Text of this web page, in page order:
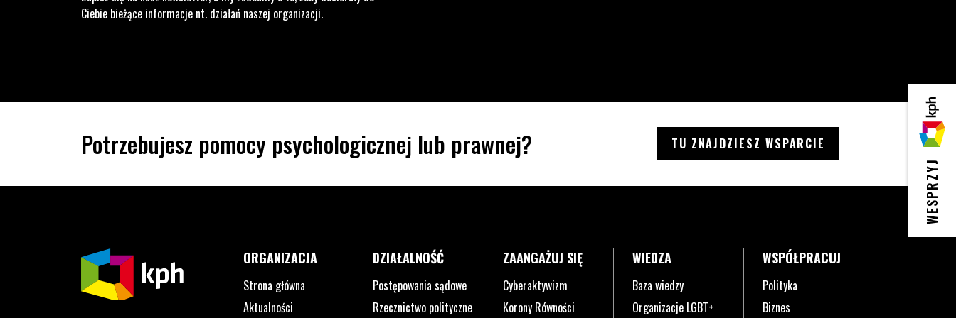
WESPRZYJ
KPH
Ciebie bieżące informacje nt. działań naszej organizacji.
Potrzebujesz pomocy psychologicznej lub prawnej? TU ZNAJDZIESZ WSPARCIE
ORGANIZACJA
Strona główna
Aktualności
DZIAŁALNOŚĆ
Postępowania sądowe
Rzecznictwo polityczne
ZAANGAŻUJ SIĘ
Cyberaktywizm
Korony Równości
WIEDZA
Baza wiedzy
Organizacje LGBT+
WSPÓŁPRACUJ
Polityka
Biznes